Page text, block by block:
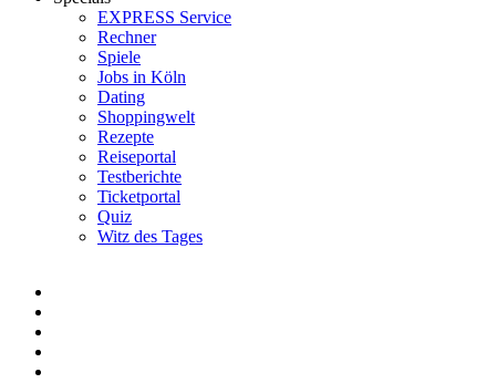
EXPRESS Service
Rechner
Spiele
Jobs in Köln
Dating
Shoppingwelt
Rezepte
Reiseportal
Testberichte
Ticketportal
Quiz
Witz des Tages